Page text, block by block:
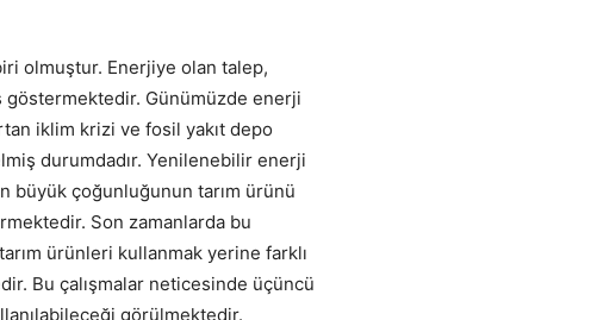
olmuştur. Enerjiye olan talep,
göstermektedir. Günümüzde enerji
iklim krizi ve fosil yakıt depo
durumdadır. Yenilenebilir enerji
büyük çoğunluğunun tarım ürünü
Son zamanlarda bu
ürünleri kullanmak yerine farklı
Bu çalışmalar neticesinde üçüncü
görülmektedir.